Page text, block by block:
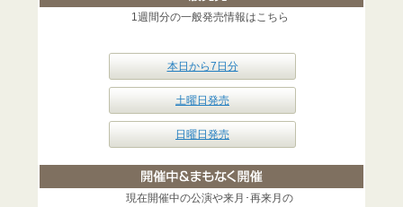
1週間分の一般発売情報はこちら
本日から7日分
土曜日発売
日曜日発売
現在開催中の公演や来月･再来月の